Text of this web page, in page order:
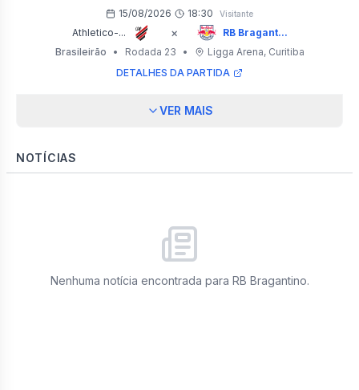
15/08/2026 18:30 Visitante
Athletico-... ×
RB Bragant...
Brasileirão
• Rodada 23 • Ligga Arena, Curitiba
DETALHES DA PARTIDA
VER MAIS
NOTÍCIAS
Nenhuma notícia encontrada para RB Bragantino.